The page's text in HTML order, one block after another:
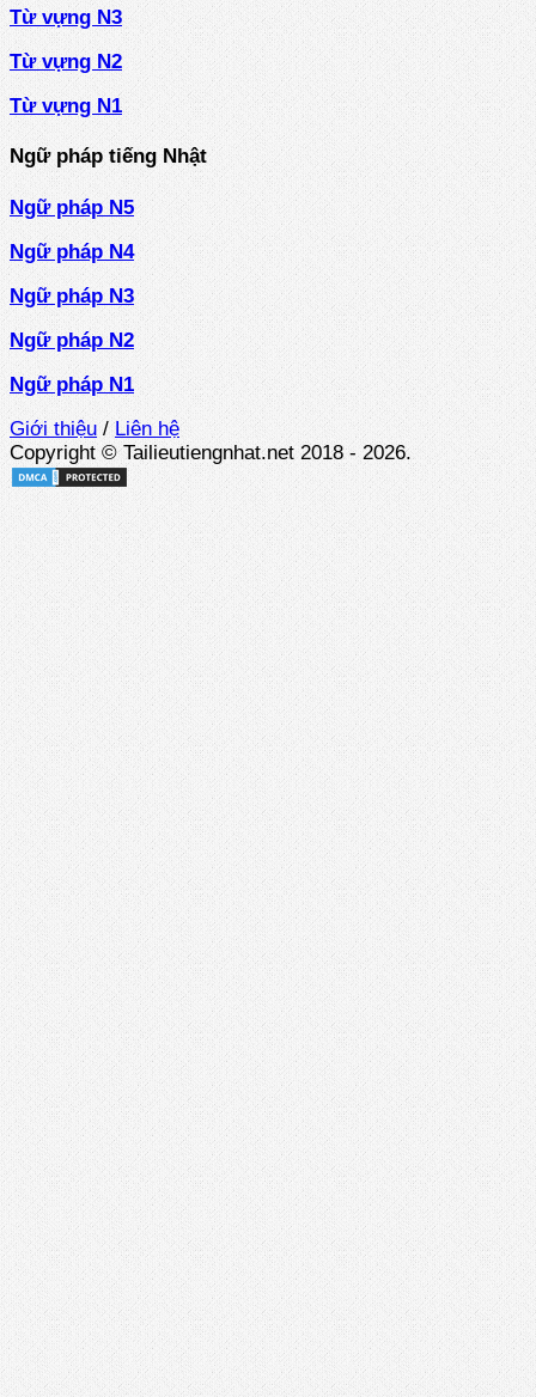
Từ vựng N3
Từ vựng N2
Từ vựng N1
Ngữ pháp tiếng Nhật
Ngữ pháp N5
Ngữ pháp N4
Ngữ pháp N3
Ngữ pháp N2
Ngữ pháp N1
Giới thiệu/Liên hệ
Copyright © Tailieutiengnhat.net 2018 - 2026.